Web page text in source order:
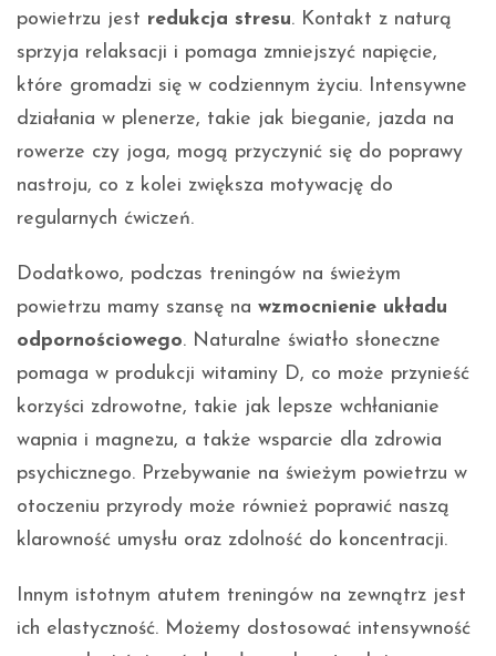
powietrzu jest redukcja stresu. Kontakt z naturą
sprzyja relaksacji i pomaga zmniejszyć napięcie,
które gromadzi się w codziennym życiu. Intensywne
działania w plenerze, takie jak bieganie, jazda na
rowerze czy joga, mogą przyczynić się do poprawy
nastroju, co z kolei zwiększa motywację do
regularnych ćwiczeń.
Dodatkowo, podczas treningów na świeżym
powietrzu mamy szansę na wzmocnienie układu
odpornościowego. Naturalne światło słoneczne
pomaga w produkcji witaminy D, co może przynieść
korzyści zdrowotne, takie jak lepsze wchłanianie
wapnia i magnezu, a także wsparcie dla zdrowia
psychicznego. Przebywanie na świeżym powietrzu w
otoczeniu przyrody może również poprawić naszą
klarowność umysłu oraz zdolność do koncentracji.
Innym istotnym atutem treningów na zewnątrz jest
ich elastyczność. Możemy dostosować intensywność